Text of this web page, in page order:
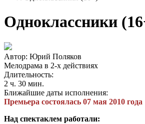
Одноклассники
Автор: Юрий Поляков
Мелодрама в 2-х действиях
Длительность:
2 ч. 30 мин.
Ближайшие даты исполнения:
Премьера состоялась 07 мая 2010 года
Над спектаклем работали: